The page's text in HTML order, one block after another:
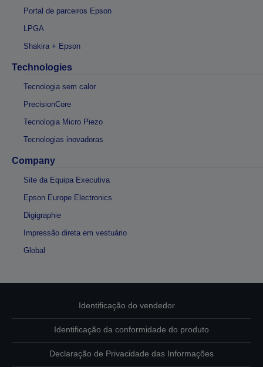
Portal de parceiros Epson
LPGA
Shakira + Epson
Technologies
Tecnologia sem calor
PrecisionCore
Tecnologia Micro Piezo
Tecnologias inovadoras
Company
Site da Equipa Executiva
Epson Europe Electronics
Digigraphie
Impressão direta em vestuário
Global
Identificação do vendedor
Identificação da conformidade do produto
Declaração de Privacidade das Informações